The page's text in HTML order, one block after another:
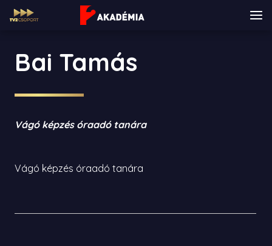
Bai Tamás
Vágó képzés óraadó tanára
Vágó képzés óraadó tanára